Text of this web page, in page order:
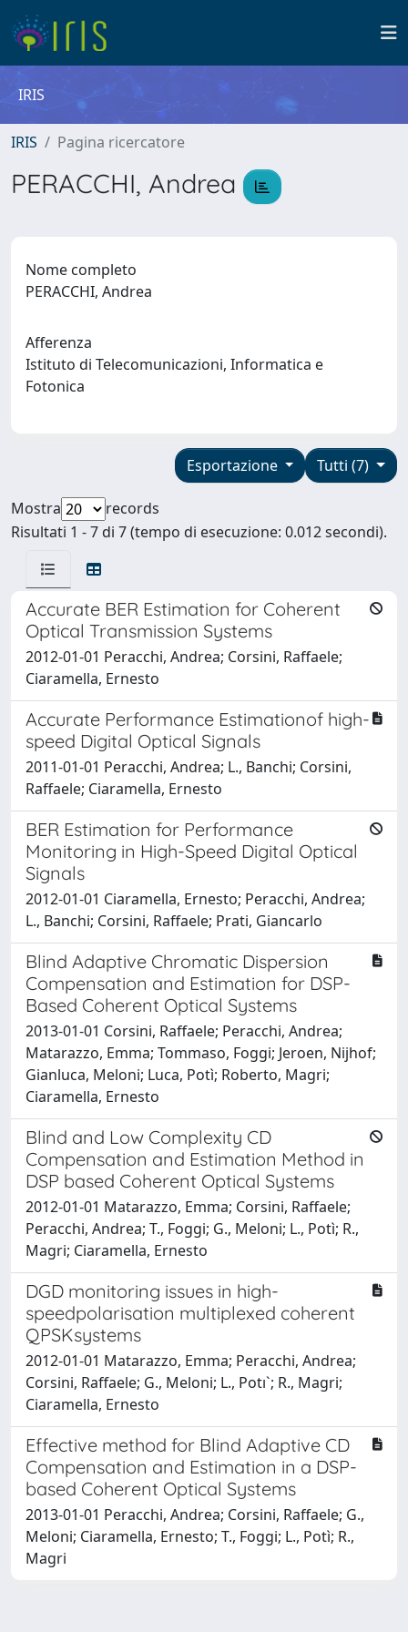
IRIS
IRIS Pagina ricercatore
PERACCHI, Andrea
Nome completo
PERACCHI, Andrea
Afferenza
Istituto di Telecomunicazioni, Informatica e
Fotonica
Tutti (7)
Esportazione
Mostra
records
Risultati 1 - 7 di 7 (tempo di esecuzione: 0.012 secondi).
Accurate BER Estimation for Coherent
Optical Transmission Systems
2012-01-01 Peracchi, Andrea; Corsini, Raffaele;
Ciaramella, Ernesto
Accurate Performance Estimationof high-
speed Digital Optical Signals
2011-01-01 Peracchi, Andrea; L., Banchi; Corsini,
Raffaele; Ciaramella, Ernesto
BER Estimation for Performance
Monitoring in High-Speed Digital Optical
Signals
2012-01-01 Ciaramella, Ernesto; Peracchi, Andrea;
L., Banchi; Corsini, Raffaele; Prati, Giancarlo
Blind Adaptive Chromatic Dispersion
Compensation and Estimation for DSP-
Based Coherent Optical Systems
2013-01-01 Corsini, Raffaele; Peracchi, Andrea;
Matarazzo, Emma; Tommaso, Foggi; Jeroen, Nijhof;
Gianluca, Meloni; Luca, Potì; Roberto, Magri;
Ciaramella, Ernesto
Blind and Low Complexity CD
Compensation and Estimation Method in
DSP based Coherent Optical Systems
2012-01-01 Matarazzo, Emma; Corsini, Raffaele;
Peracchi, Andrea; T., Foggi; G., Meloni; L., Potì; R.,
Magri; Ciaramella, Ernesto
DGD monitoring issues in high-
speedpolarisation multiplexed coherent
QPSKsystems
2012-01-01 Matarazzo, Emma; Peracchi, Andrea;
Corsini, Raffaele; G., Meloni; L., Potı`; R., Magri;
Ciaramella, Ernesto
Effective method for Blind Adaptive CD
Compensation and Estimation in a DSP-
based Coherent Optical Systems
2013-01-01 Peracchi, Andrea; Corsini, Raffaele; G.,
Meloni; Ciaramella, Ernesto; T., Foggi; L., Potì; R.,
Magri